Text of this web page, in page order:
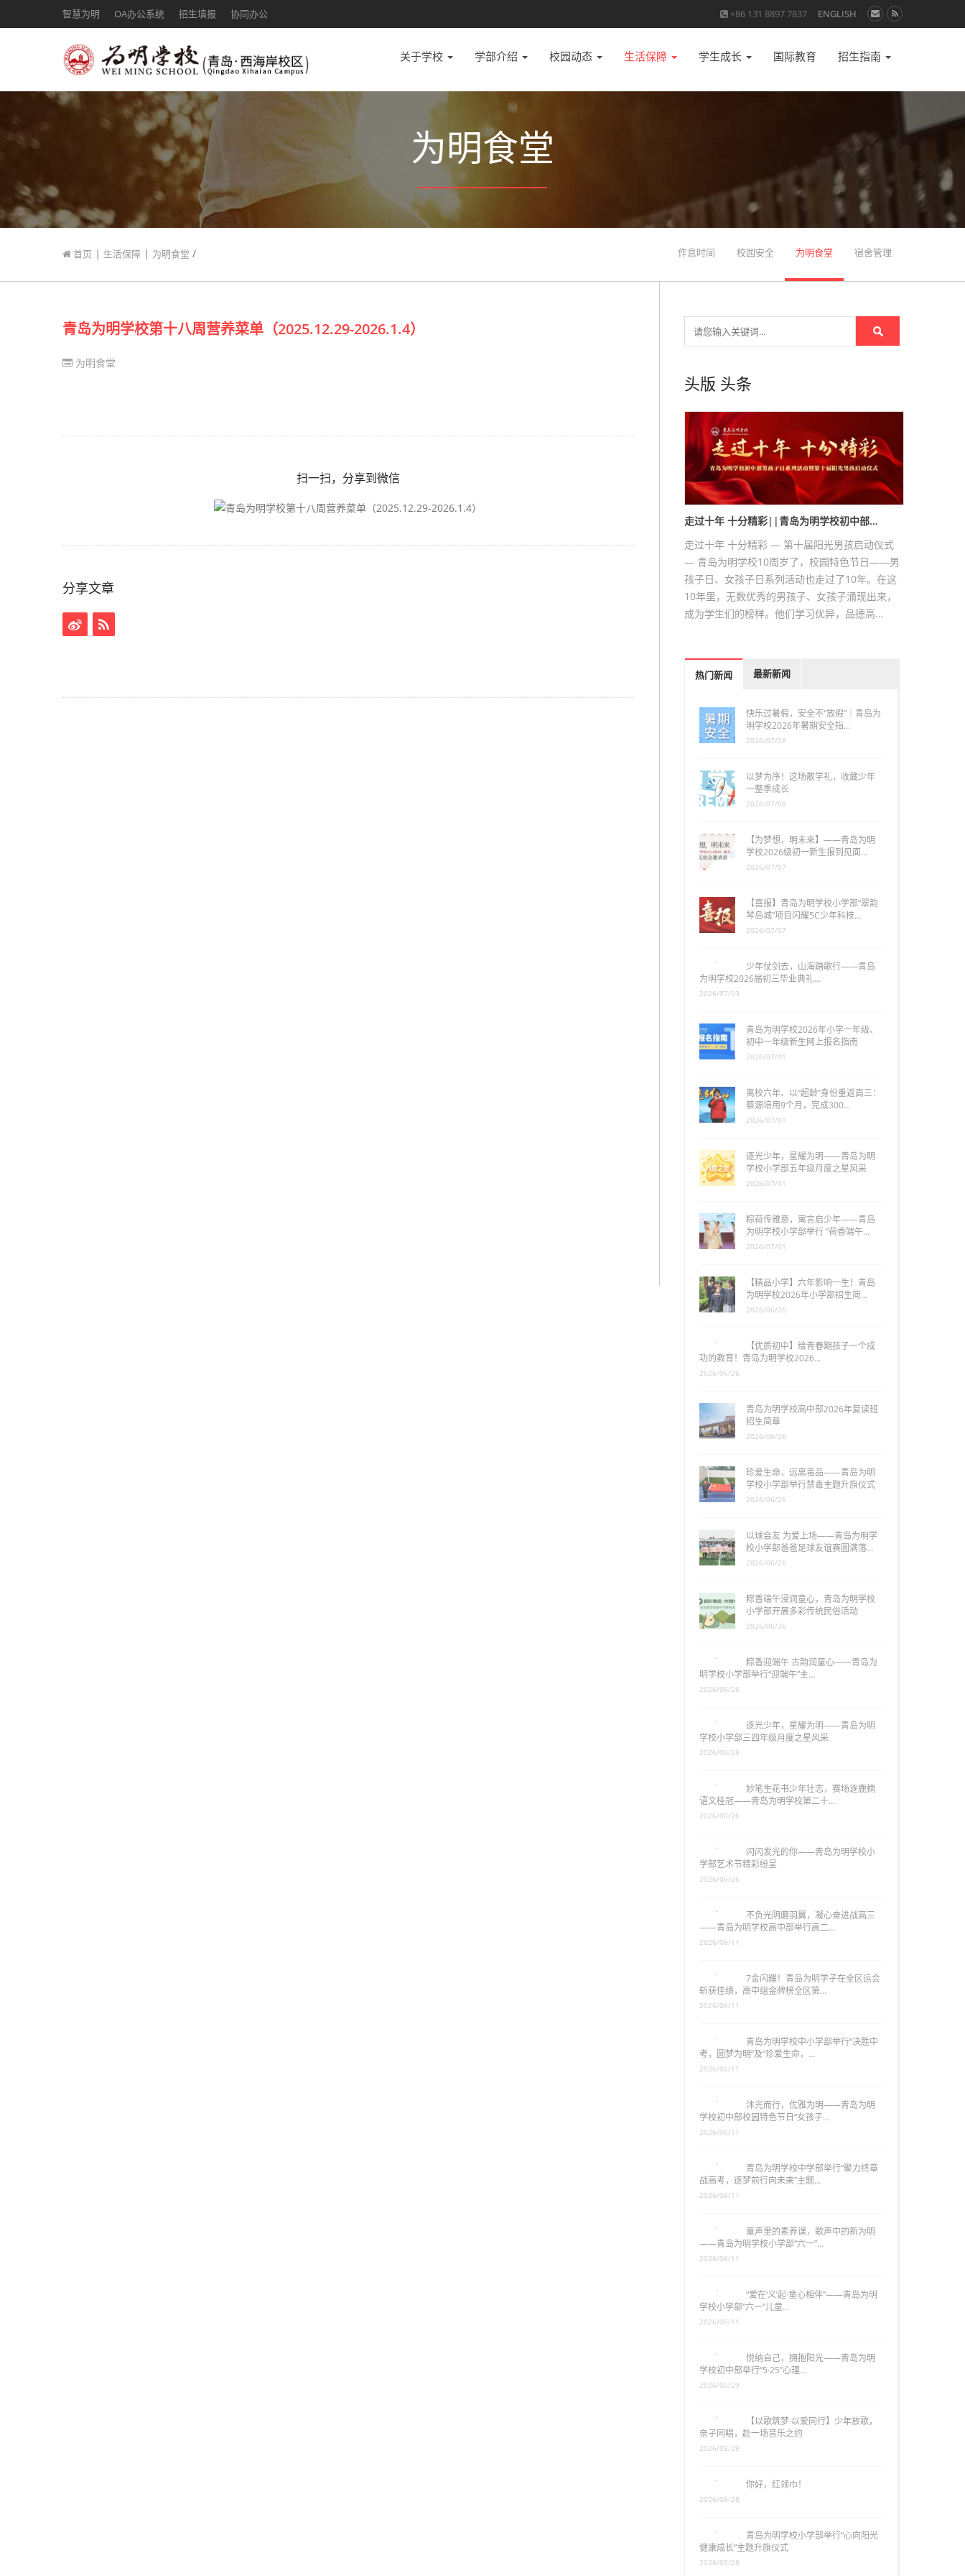
智慧为明 OA办公系统 招生填报 协同办公 +86 131 8897 7837 ENGLISH
关于学校 学部介绍 校园动态 生活保障 学生成长 国际教育 招生指南
为明食堂
首页 | 生活保障 | 为明食堂 / 作息时间 校园安全 为明食堂 宿舍管理
青岛为明学校第十八周营养菜单（2025.12.29-2026.1.4）
为明食堂
扫一扫，分享到微信
分享文章
头版 头条
走过十年 十分精彩||青岛为明学校初中部…
走过十年 十分精彩 — 第十届阳光男孩启动仪式
— 青岛为明学校10周岁了，校园特色节日——男
孩子日、女孩子日系列活动也走过了10年。在这
10年里，无数优秀的男孩子、女孩子涌现出来，
成为学生们的榜样。他们学习优异，品德高…
热门新闻 最新新闻
快乐过暑假，安全不“放假”｜青岛为
明学校2026年暑期安全指…
2026/07/08
以梦为序！这场散学礼，收藏少年
一整季成长
2026/07/08
【为梦想，明未来】——青岛为明
学校2026级初一新生报到见面…
2026/07/07
【喜报】青岛为明学校小学部“翠韵
琴岛城”项目闪耀5C少年科技…
2026/07/07
少年仗剑去，山海踏歌行——青岛
为明学校2026届初三毕业典礼…
青岛为明学校2026年小学一年级、
初中一年级新生网上报名指南
2026/07/01
离校六年、以“超龄”身份重返高三：
蔡源培用9个月，完成300…
2026/07/01
逐光少年，星耀为明——青岛为明
学校小学部五年级月度之星风采
2026/07/01
粽荷传雅意，寓言启少年——青岛
为明学校小学部举行 “荷香端午…
2026/07/01
【精品小学】六年影响一生！青岛
为明学校2026年小学部招生简…
2026/06/26
【优质初中】给青春期孩子一个成
功的教育！青岛为明学校2026…
青岛为明学校高中部2026年复读班
招生简章
2026/06/26
珍爱生命，远离毒品——青岛为明
学校小学部举行禁毒主题升旗仪式
2026/06/26
以球会友 为爱上场——青岛为明学
校小学部爸爸足球友谊赛圆满落…
2026/06/26
粽香端午浸润童心，青岛为明学校
小学部开展多彩传统民俗活动
2026/06/26
粽香迎端午 古韵润童心——青岛为
明学校小学部举行“迎端午”主…
逐光少年，星耀为明——青岛为明
学校小学部三四年级月度之星风采
妙笔生花书少年壮志，赛场逐鹿摘
语文桂冠——青岛为明学校第二十…
闪闪发光的你——青岛为明学校小
学部艺术节精彩纷呈
不负光阴磨羽翼，凝心奋进战高三
——青岛为明学校高中部举行高二…
7金闪耀！青岛为明学子在全区运会
斩获佳绩，高中组金牌榜全区第…
青岛为明学校中小学部举行“决胜中
考，圆梦为明”及“珍爱生命，…
沐光而行，优雅为明——青岛为明
学校初中部校园特色节日“女孩子…
青岛为明学校中学部举行“聚力终章
战高考，逐梦前行向未来”主题…
童声里的素养课，歌声中的新为明
——青岛为明学校小学部“六一”…
“爱在‘义’起·童心相伴”——青岛为明
学校小学部“六一”儿童…
悦纳自己，拥抱阳光——青岛为明
学校初中部举行“5·25”心理…
【以歌筑梦·以爱同行】少年放歌，
亲子同唱，赴一场音乐之约
你好，红领巾！
青岛为明学校小学部举行“心向阳光
健康成长”主题升旗仪式